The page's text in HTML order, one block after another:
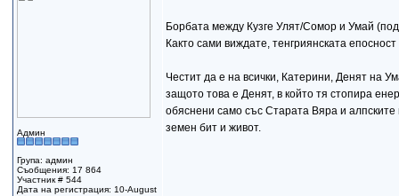
Админ
Група: админ
Съобщения: 17 864
Участник # 544
Дата на регистрация: 10-August
Борбата между Кузге Улят/Сомор и Умай
Както сами виждате, тенгриянската
Честит да е на всички, Катерини, Денят на
защото това е Денят, в който тя стопира
обяснени само със Старата Вяра и
земен бит и живот.